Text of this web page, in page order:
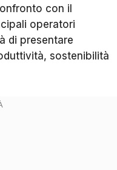
con il
operatori
di presentare
sostenibilità